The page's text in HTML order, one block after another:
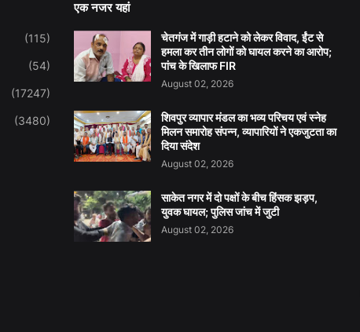
(115)
(54)
(17247)
(3480)
एक नजर यहां
चेतगंज में गाड़ी हटाने को लेकर विवाद, ईंट से
हमला कर तीन लोगों को घायल करने का आरोप;
पांच के खिलाफ FIR
August 02, 2026
शिवपुर व्यापार मंडल का भव्य परिचय एवं स्नेह
मिलन समारोह संपन्न, व्यापारियों ने एकजुटता का
दिया संदेश
August 02, 2026
साकेत नगर में दो पक्षों के बीच हिंसक झड़प,
युवक घायल; पुलिस जांच में जुटी
August 02, 2026